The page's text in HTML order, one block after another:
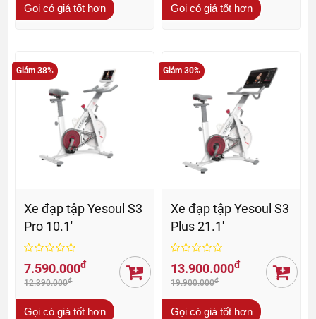
Gọi có giá tốt hơn Gọi có giá tốt hơn
Giảm 38%
Xe đạp tập Yesoul S3
Pro 10.1'
7.590.000đ
12.390.000đ
Gọi có giá tốt hơn
Giảm 30%
Xe đạp tập Yesoul S3
Plus 21.1'
13.900.000đ
19.900.000đ
Gọi có giá tốt hơn